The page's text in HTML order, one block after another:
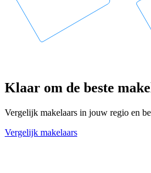
Klaar om de beste
Vergelijk makelaars in jouw regio en
Vergelijk makelaars